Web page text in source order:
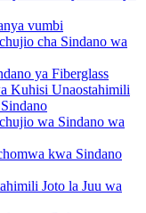
vumbi
cha Sindano wa
ya Fiberglass
Kuhisi Unaostahimili
wa Sindano wa
kwa Sindano
Joto la Juu wa